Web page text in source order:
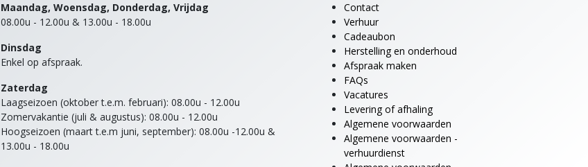
Maandag, Woensdag, Donderdag, Vrijdag
08.00u - 12.00u & 13.00u - 18.00u
Dinsdag
Enkel op afspraak.
Zaterdag
Laagseizoen (oktober t.e.m. februari): 08.00u - 12.00u
Zomervakantie (juli & augustus): 08.00u - 12.00u
Hoogseizoen (maart t.e.m juni, september): 08.00u -12.00u &
13.00u - 18.00u
Contact
Verhuur
Cadeaubon
Herstelling en onderhoud
Afspraak maken
FAQs
Vacatures
Levering of afhaling
Algemene voorwaarden
Algemene voorwaarden -
verhuurdienst